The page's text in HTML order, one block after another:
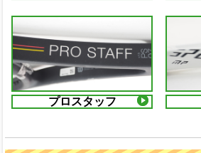
プロスタッフ